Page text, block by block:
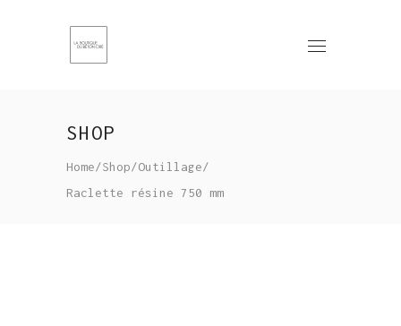
SHOP
Home/Shop/Outillage/
Raclette résine 750 mm